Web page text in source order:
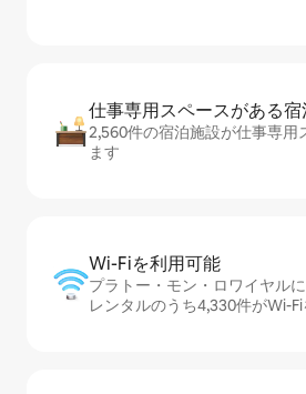
仕事専用ス⁠ペ⁠ー⁠スがあ⁠る宿⁠
2,560件の宿泊施設が仕事専用
ます
Wi-Fiを利⁠用⁠可⁠能
プラトー・モン・ロワイヤル
レンタルのうち4,330件がWi-